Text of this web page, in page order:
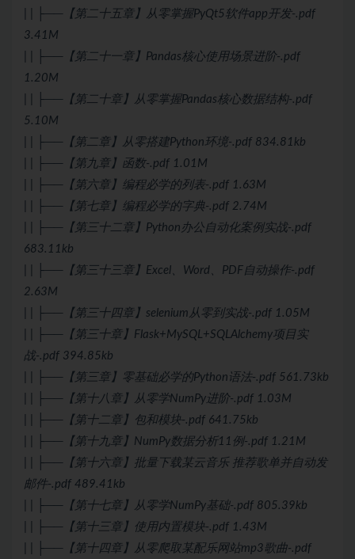
| | ├──【第二十五章】从零掌握PyQt5软件app开发-.pdf
3.41M
| | ├──【第二十一章】Pandas核心使用场景进阶-.pdf
1.20M
| | ├──【第二十章】从零掌握Pandas核心数据结构-.pdf
5.10M
| | ├──【第二章】从零搭建Python环境-.pdf 834.81kb
| | ├──【第九章】函数-.pdf 1.01M
| | ├──【第六章】编程必学的列表-.pdf 1.63M
| | ├──【第七章】编程必学的字典-.pdf 2.74M
| | ├──【第三十二章】Python办公自动化案例实战-.pdf
683.11kb
| | ├──【第三十三章】Excel、Word、PDF自动操作-.pdf
2.63M
| | ├──【第三十四章】selenium从零到实战-.pdf 1.05M
| | ├──【第三十章】Flask+MySQL+SQLAlchemy项目实
战-.pdf 394.85kb
| | ├──【第三章】零基础必学的Python语法-.pdf 561.73kb
| | ├──【第十八章】从零学NumPy进阶-.pdf 1.03M
| | ├──【第十二章】包和模块-.pdf 641.75kb
| | ├──【第十九章】NumPy数据分析11例-.pdf 1.21M
| | ├──【第十六章】批量下载某云音乐 推荐歌单并自动发
邮件-.pdf 489.41kb
| | ├──【第十七章】从零学NumPy基础-.pdf 805.39kb
| | ├──【第十三章】使用内置模块-.pdf 1.43M
| | ├──【第十四章】从零爬取某配乐网站mp3歌曲-.pdf